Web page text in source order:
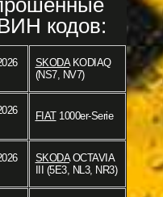
кодов:
SKODAKODIAQ
(NS7, NV7)
FIAT1000er-Serie
SKODAOCTAVIA
III (5E3, NL3, NR3)